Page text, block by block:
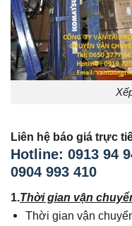
Liên hệ báo giá trực
Hotline: 0913 94
0904 993 410
1.Thời gian vận
Thời gian vận